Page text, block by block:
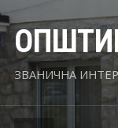
ЗВАНИЧНА